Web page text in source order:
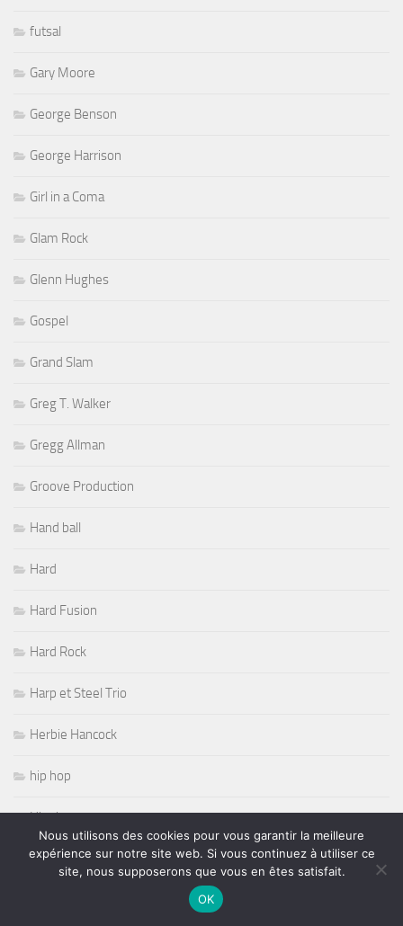
futsal
Gary Moore
George Benson
George Harrison
Girl in a Coma
Glam Rock
Glenn Hughes
Gospel
Grand Slam
Greg T. Walker
Gregg Allman
Groove Production
Hand ball
Hard
Hard Fusion
Hard Rock
Harp et Steel Trio
Herbie Hancock
hip hop
Hippisme
HOTEL
Nous utilisons des cookies pour vous garantir la meilleure
expérience sur notre site web. Si vous continuez à utiliser ce
site, nous supposerons que vous en êtes satisfait.
OK